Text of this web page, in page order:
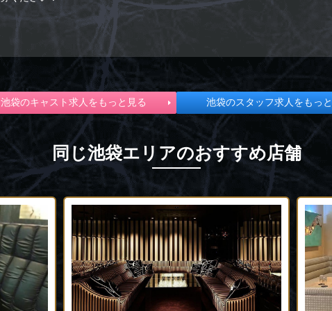
池袋のキャスト求人をもっと見る 池袋のスタッフ求人をもっ
同じ池袋エリアのおすすめ店舗